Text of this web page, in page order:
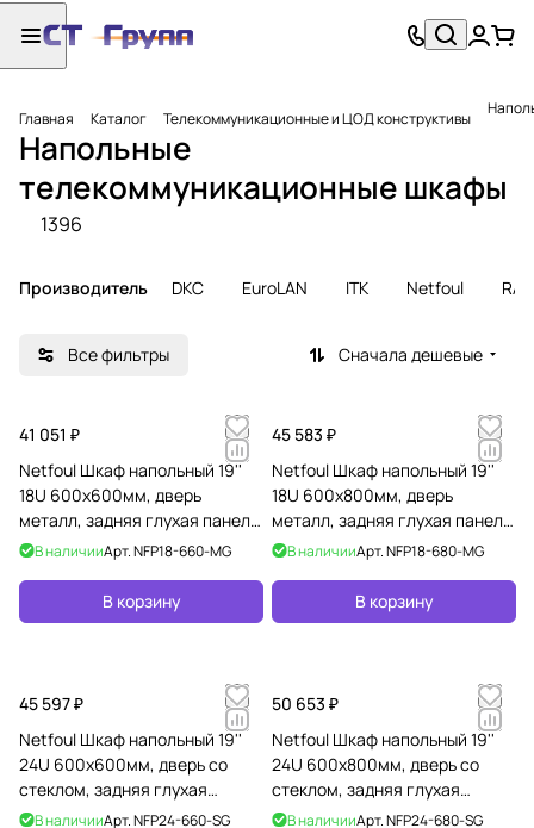
Главная Каталог Телекоммуникационные и ЦОД конструктивы
Напольные
телекоммуникационные шкафы
1396
Производитель DKC EuroLAN ITK Netfoul
Все фильтры Сначала дешевые
41 051 ₽
Netfoul Шкаф напольный 19''
18U 600х600мм, дверь
металл, задняя глухая панель,
боковые панели на защелках,
В наличииАрт.NFP18-660-MG
В корзину
45 583 ₽
Netfoul Шкаф напольный 19''
18U 600х800мм, дверь
металл, задняя глухая панель,
боковые панели на защелках,
В наличииАрт.NFP18-680-MG
В корзину
45 597 ₽
Netfoul Шкаф напольный 19''
24U 600х600мм, дверь со
стеклом, задняя глухая
панель, боковые панели на
В наличииАрт.NFP24-660-SG
50 653 ₽
Netfoul Шкаф напольный 19''
24U 600х800мм, дверь со
стеклом, задняя глухая
панель, боковые панели на
В наличииАрт.NFP24-680-SG